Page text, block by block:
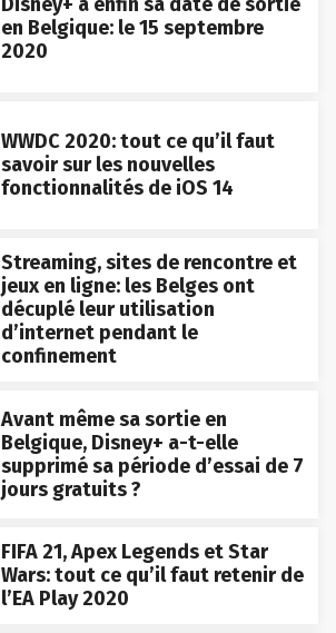
Disney+ a enfin sa date de sortie
en Belgique: le 15 septembre
2020
WWDC 2020: tout ce qu’il faut
savoir sur les nouvelles
fonctionnalités de iOS 14
Streaming, sites de rencontre et
jeux en ligne: les Belges ont
décuplé leur utilisation
d’internet pendant le
confinement
Avant même sa sortie en
Belgique, Disney+ a-t-elle
supprimé sa période d’essai de 7
jours gratuits ?
FIFA 21, Apex Legends et Star
Wars: tout ce qu’il faut retenir de
l’EA Play 2020